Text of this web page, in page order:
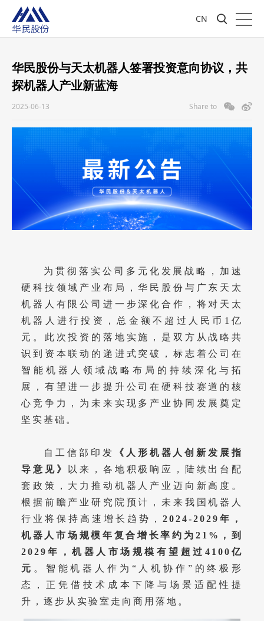
CN
华民股份与天太机器人签署投资意向协议，共
探机器人产业新蓝海
2025-06-13 Share to
为贯彻落实公司多元化发展战略，加速
硬科技领域产业布局，华民股份与广东天太
机器人有限公司进一步深化合作，将对天太
机器人进行投资，总金额不超过人民币1亿
元。此次投资的落地实施，是双方从战略共
识到资本联动的递进式突破，标志着公司在
智能机器人领域战略布局的持续深化与拓
展，有望进一步提升公司在硬科技赛道的核
心竞争力，为未来实现多产业协同发展奠定
坚实基础。
自工信部印发
《人形机器人创新发展指
导意见》
以来，各地积极响应，陆续出台配
套政策，大力推动机器人产业迈向新高度。
根据前瞻产业研究院预计，未来我国机器人
行业将保持高速增长趋势， 2024-2029年，
机器人市场规模年复合增长率约为21%，到
2029年，机器人市场规模有望超过4100亿
元 。智能机器人作为“人机协作”的终极形
态，正凭借技术成本下降与场景适配性提
升，逐步从实验室走向商用落地。